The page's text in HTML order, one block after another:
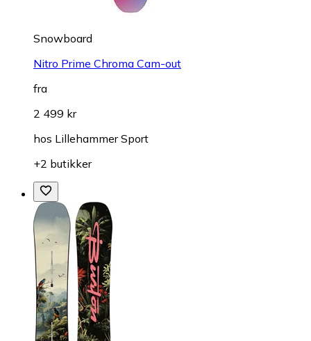
Snowboard
Nitro Prime Chroma Cam-out
fra
2 499 kr
hos Lillehammer Sport
+2 butikker